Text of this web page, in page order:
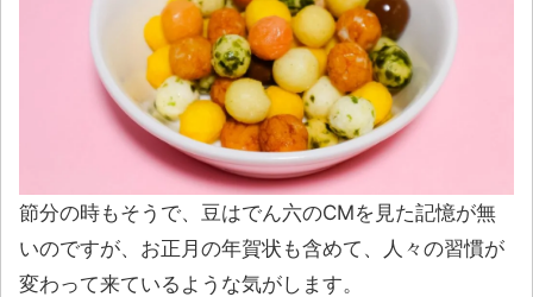
節分の時もそうで、豆はでん六のCMを見た記憶が無
いのですが、お正月の年賀状も含めて、人々の習慣が
変わって来ているような気がします。